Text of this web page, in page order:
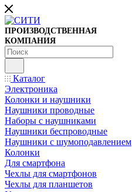
ПРОИЗВОДСТВЕННАЯ
КОМПАНИЯ
Каталог
Электроника
Колонки и наушники
Наушники проводные
Наборы с наушниками
Наушники беспроводные
Наушники с шумоподавлением
Колонки
Для смартфона
Чехлы для смартфонов
Чехлы для планшетов